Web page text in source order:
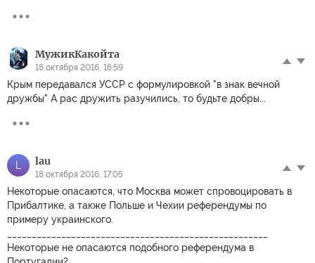
МужикКакойта
18 октября 2016, 16:59
Крым передавался УССР с формулировкой "в знак вечной
дружбы" А рас дружить разучились, то будьте добры...
L lau
18 октября 2016, 17:05
Некоторые опасаются, что Москва может спровоцировать в
Прибалтике, а также Польше и Чехии референдумы по
примеру украинского.
Некоторые не опасаются подобного референдума в